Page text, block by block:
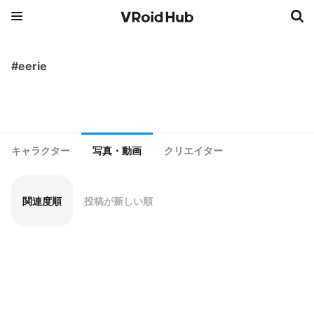
#eerie
キャラクター 写真・動画 クリエイター
関連度順 投稿が新しい順